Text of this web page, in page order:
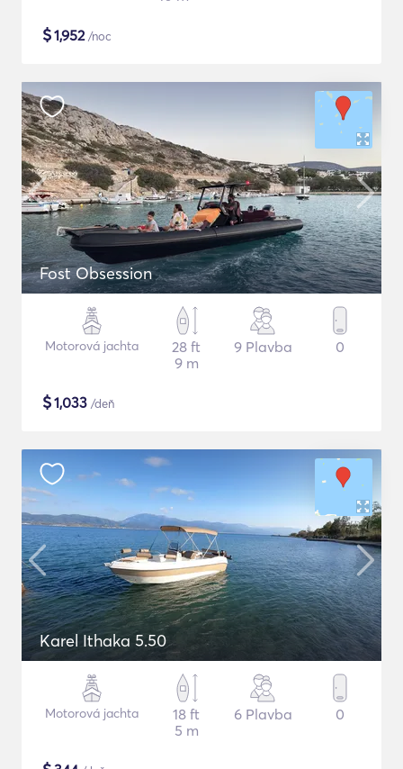
$1,952/noc
Fost Obsession
Motorová jachta
28 ft
9 m
9 Plavba 0
$1,033 /deň
Karel Ithaka 5.50
Motorová jachta
18 ft
5 m
6 Plavba 0